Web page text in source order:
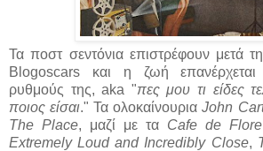
Τα ποστ σεντόνια επιστρέφουν μετά
Blogoscars και η ζωή επανέρχεται
ρυθμούς της, aka "πες μου τι είδες
ποιος είσαι." Τα ολοκαίνουριαJohn
The Place, μαζί με τα Cafe de Flore
Extremely Loud and Incredibly Close,